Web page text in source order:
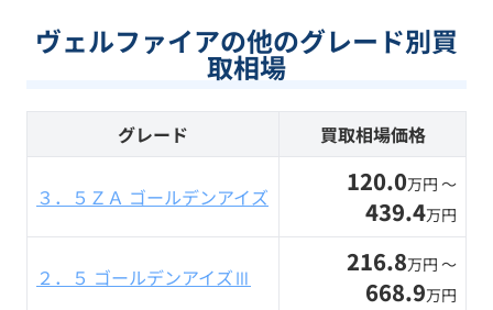
ヴェルファイアの他のグレード別買
取相場
グレード 買取相場価格
３．５ＺＡ ゴールデンアイズ 120.0万円 〜
439.4万円
２．５ ゴールデンアイズⅢ 216.8万円 〜
668.9万円